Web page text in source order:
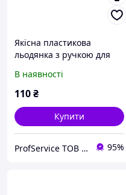
Якісна пластикова
льодянка з ручкою для
снігу, Alpen Rutscher
AlpenGaudi Салатовий
В наявності
110₴
Купити
ProfService ТОВ "Професійний сервіс" 95%